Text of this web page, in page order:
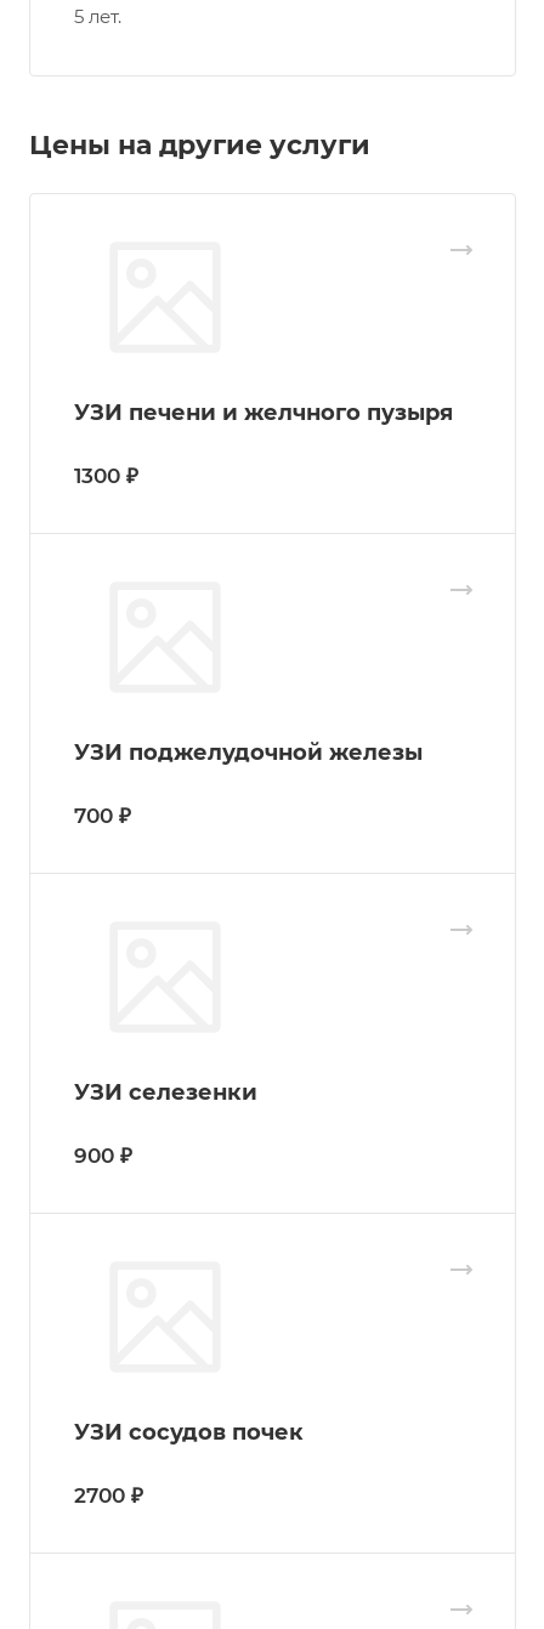
5 лет.
Цены на другие услуги
УЗИ печени и желчного пузыря
1300 ₽
УЗИ поджелудочной железы
700 ₽
УЗИ селезенки
900 ₽
УЗИ сосудов почек
2700 ₽